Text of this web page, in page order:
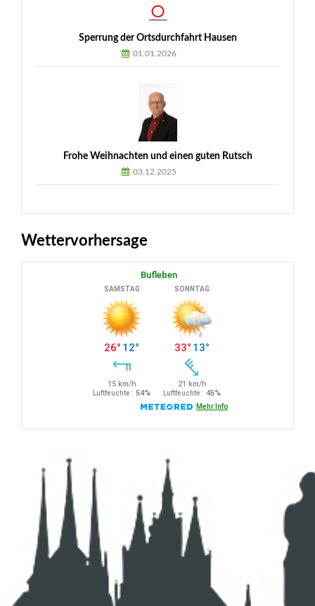
Sperrung der Ortsdurchfahrt Hausen
01.01.2026
Frohe Weihnachten und einen guten Rutsch
03.12.2025
Wettervorhersage